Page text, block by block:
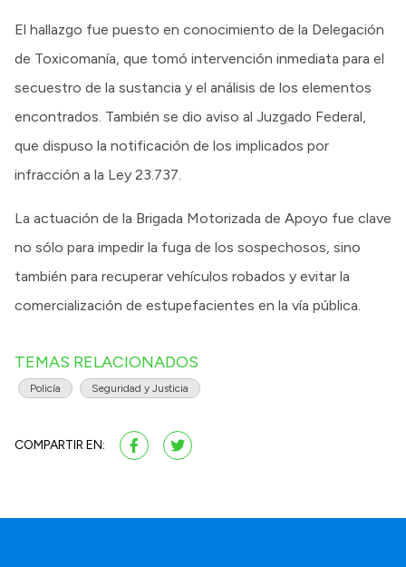
El hallazgo fue puesto en conocimiento de la Delegación
de Toxicomanía, que tomó intervención inmediata para el
secuestro de la sustancia y el análisis de los elementos
encontrados. También se dio aviso al Juzgado Federal,
que dispuso la notificación de los implicados por
infracción a la Ley 23.737.
La actuación de la Brigada Motorizada de Apoyo fue clave
no sólo para impedir la fuga de los sospechosos, sino
también para recuperar vehículos robados y evitar la
comercialización de estupefacientes en la vía pública.
TEMAS RELACIONADOS
Policía Seguridad y Justicia
COMPARTIR EN: